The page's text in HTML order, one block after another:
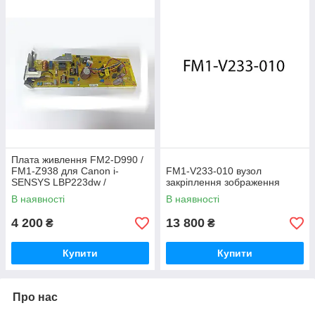
Плата живлення FM2-D990 /
FM1-Z938 для Canon i-
SENSYS LBP223dw /
LBP214dw
В наявності
4 200 ₴
Купити
FM1‑V233‑010 вузол
закріплення зображення
В наявності
13 800 ₴
Купити
Про нас